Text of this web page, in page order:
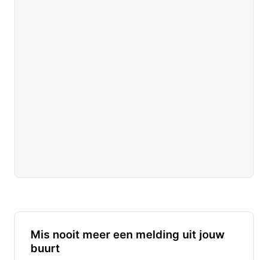
Mis nooit meer een melding uit jouw
buurt